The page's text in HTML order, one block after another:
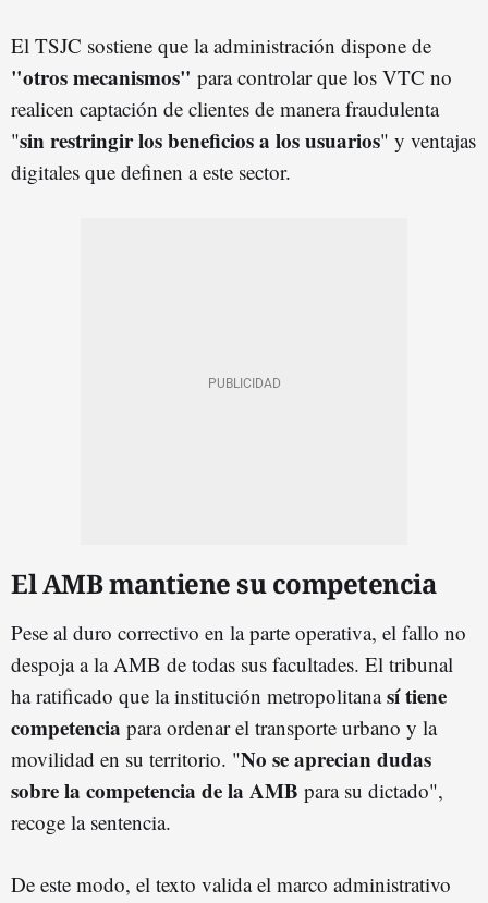
El TSJC sostiene que la administración dispone de
"otros mecanismos" para controlar que los VTC no
realicen captación de clientes de manera fraudulenta
"sin restringir los beneficios a los usuarios" y ventajas
digitales que definen a este sector.
El AMB mantiene su competencia
Pese al duro correctivo en la parte operativa, el fallo no
despoja a la AMB de todas sus facultades. El tribunal
ha ratificado que la institución metropolitanasí tiene
competencia para ordenar el transporte urbano y la
movilidad en su territorio. "No se aprecian dudas
sobre la competencia de la AMB para su dictado",
recoge la sentencia.
De este modo, el texto valida el marco administrativo